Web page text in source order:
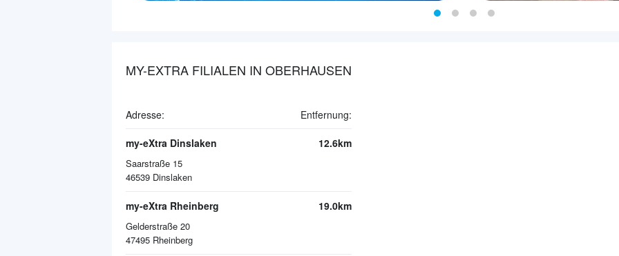
MY-EXTRA FILIALEN IN OBERHAUSEN
Adresse: Entfernung:
my-eXtra Dinslaken
Saarstraße 15
46539 Dinslaken
12.6km
my-eXtra Rheinberg
Gelderstraße 20
47495 Rheinberg
19.0km